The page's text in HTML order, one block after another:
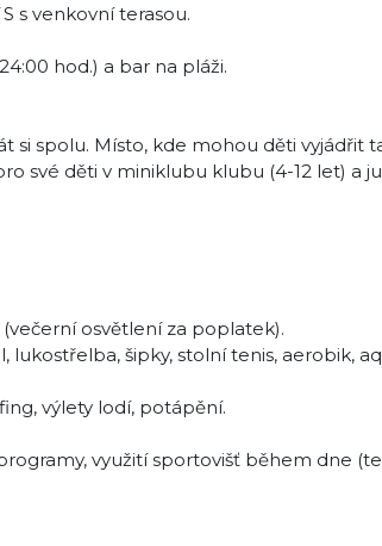
s venkovní terasou.
hod.) a bar na pláži.
si spolu. Místo, kde mohou děti vyjádřit
své děti v miniklubu klubu (4-12 let) a
osvětlení za poplatek).
šipky, stolní tenis, aerobik,
výlety lodí, potápění.
využití sportovišť během dne